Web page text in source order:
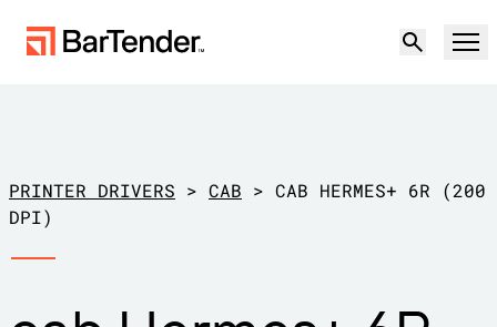
ETIKETTIERUNG, MARKIERUNG UND CODIERUNG
Lösungen
Partner
PRINTER DRIVERS > CAB > CAB HERMES+ 6R (200
DPI)